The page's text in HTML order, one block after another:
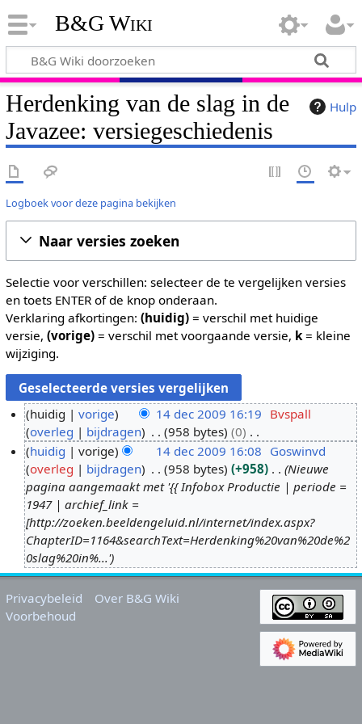
B&G Wiki
Hulp
Herdenking van de slag in de
Javazee: versiegeschiedenis
Logboek voor deze pagina bekijken
Naar versies zoeken
Selectie voor verschillen: selecteer de te vergelijken versies
en toets ENTER of de knop onderaan.
Verklaring afkortingen: (huidig)= verschil met huidige
versie, (vorige)= verschil met voorgaande versie, k= kleine
wijziging.
4
9
huidig vorige 14 dec 2009 16:19 Bvspall
overleg
bijdragen 958 bytes
0
G
e
e
n
b
e
w
e
huidig vorige 14 dec 2009 16:08 Goswinvd
overleg
bijdragen 958 bytes +958
Nieuwe
pagina aangemaakt met '{{ Infobox Productie | periode =
1947 | archief_link =
[http://zoeken.beeldengeluid.nl/internet/index.aspx?
ChapterID=1164&searchText=Herdenking%20van%20de%2
0slag%20in%...'
Privacybeleid
Over B&G Wiki
Voorbehoud